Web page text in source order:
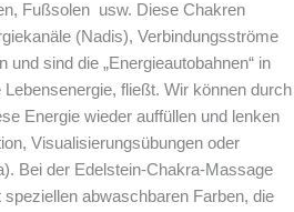
Fußsolen usw. Diese Chakren
(Nadis), Verbindungsströme
und sind die „Energieautobahnen“ in
fließt. Wir können durch
Energie wieder auffüllen und lenken
Visualisierungsübungen oder
Bei der Edelstein-Chakra-Massage
abwaschbaren Farben, die